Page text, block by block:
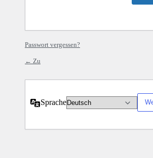
Passwort vergessen?
← Zu
Sprache